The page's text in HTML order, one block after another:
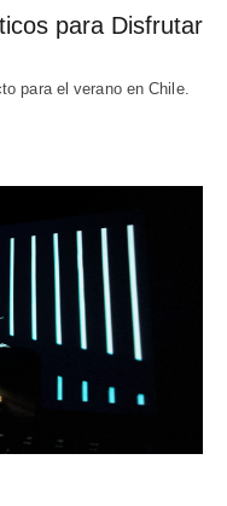
para Disfrutar
para el verano en Chile.